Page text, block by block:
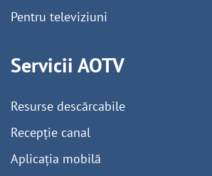
Pentru televiziuni
Servicii AOTV
Resurse descărcabile
Recepție canal
Aplicația mobilă